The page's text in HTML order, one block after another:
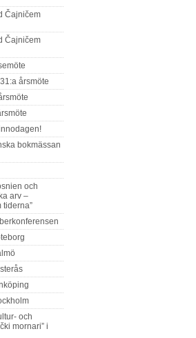
Čajničem
Čajničem
årsmöte
bokmässan
och
arv –
tiderna”
och
mornari” i